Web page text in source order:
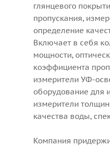
глянцевого
пропускания,
определение
Включает в себя
мощности,
коэффициента
измерители УФ-
оборудование для
измерители
качества воды,
Компания